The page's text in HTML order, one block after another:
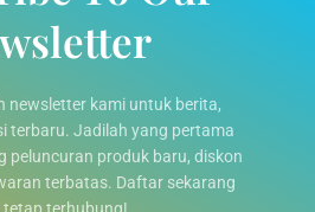
newsletter kami untuk berita,
terbaru. Jadilah yang pertama
peluncuran produk baru, diskon
terbatas. Daftar sekarang